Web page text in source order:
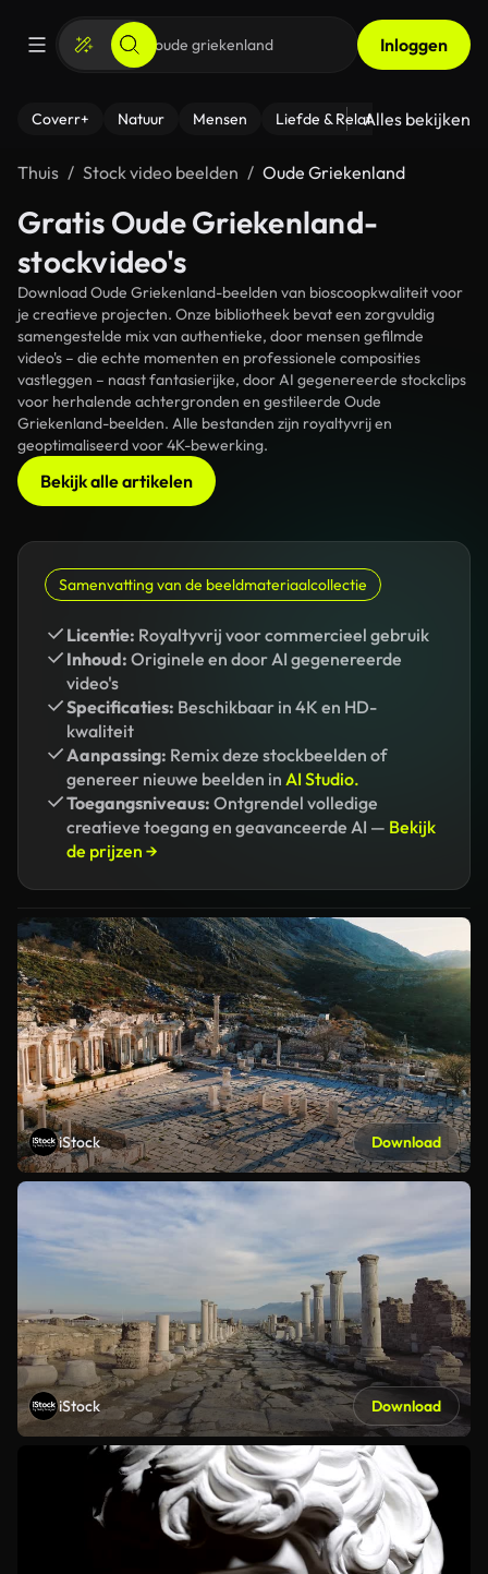
Inloggen
Coverr+ Natuur Mensen Liefde & Relaties - Fitness
Alles bekijken
Thuis Stock video beelden Oude Griekenland
Gratis Oude Griekenland-
stockvideo's
Download Oude Griekenland-beelden van bioscoopkwaliteit voor
je creatieve projecten. Onze bibliotheek bevat een zorgvuldig
samengestelde mix van authentieke, door mensen gefilmde
video's – die echte momenten en professionele composities
vastleggen – naast fantasierijke, door AI gegenereerde stockclips
voor herhalende achtergronden en gestileerde Oude
Griekenland-beelden. Alle bestanden zijn royaltyvrij en
geoptimaliseerd voor 4K-bewerking.
Bekijk alle artikelen
Samenvatting van de beeldmateriaalcollectie
Licentie: Royaltyvrij voor commercieel gebruik
Inhoud: Originele en door AI gegenereerde
video's
Specificaties: Beschikbaar in 4K en HD-
kwaliteit
Aanpassing: Remix deze stockbeelden of
genereer nieuwe beelden in AI Studio.
Toegangsniveaus: Ontgrendel volledige
creatieve toegang en geavanceerde AI — Bekijk
de prijzen →
iStock Download
iStock Download